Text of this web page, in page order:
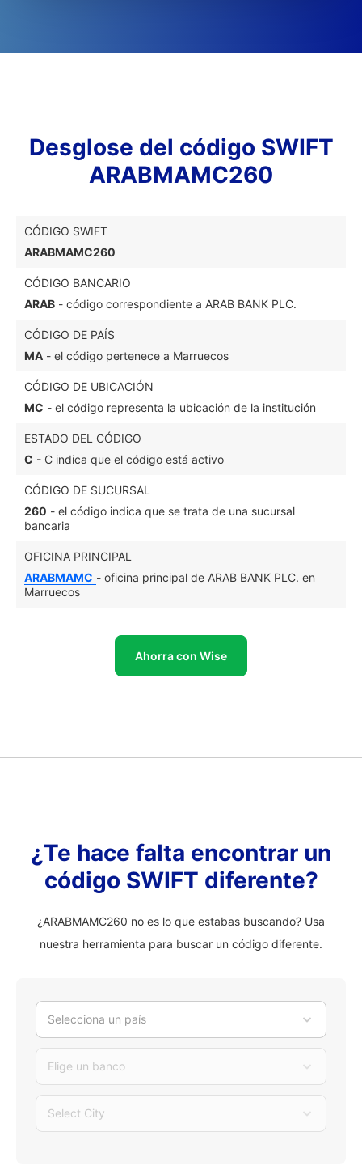
Desglose del código SWIFT
ARABMAMC260
CÓDIGO SWIFT
ARABMAMC260
CÓDIGO BANCARIO
ARAB - código correspondiente a ARAB BANK PLC.
CÓDIGO DE PAÍS
MA - el código pertenece a Marruecos
CÓDIGO DE UBICACIÓN
MC - el código representa la ubicación de la institución
ESTADO DEL CÓDIGO
C - C indica que el código está activo
CÓDIGO DE SUCURSAL
260 - el código indica que se trata de una sucursal
bancaria
OFICINA PRINCIPAL
ARABMAMC - oficina principal de ARAB BANK PLC. en
Marruecos
Ahorra con Wise
¿Te hace falta encontrar un
código SWIFT diferente?
¿ARABMAMC260 no es lo que estabas buscando? Usa
nuestra herramienta para buscar un código diferente.
Selecciona un país
Elige un banco
Select City